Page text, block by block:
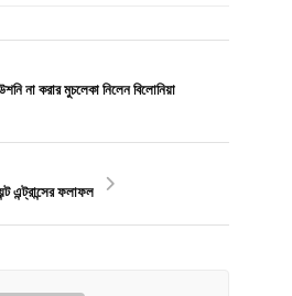
না করার মুচলেকা নিলেন বিলোনিয়া
এন্ট্রান্সের ফলাফল